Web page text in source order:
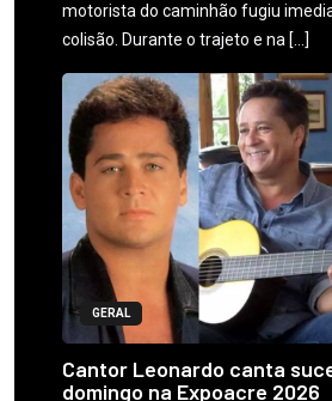
motorista do caminhão fugiu
colisão. Durante o trajeto e na […]
GERAL
Cantor Leonardo canta
domingo na Expoacre 2026